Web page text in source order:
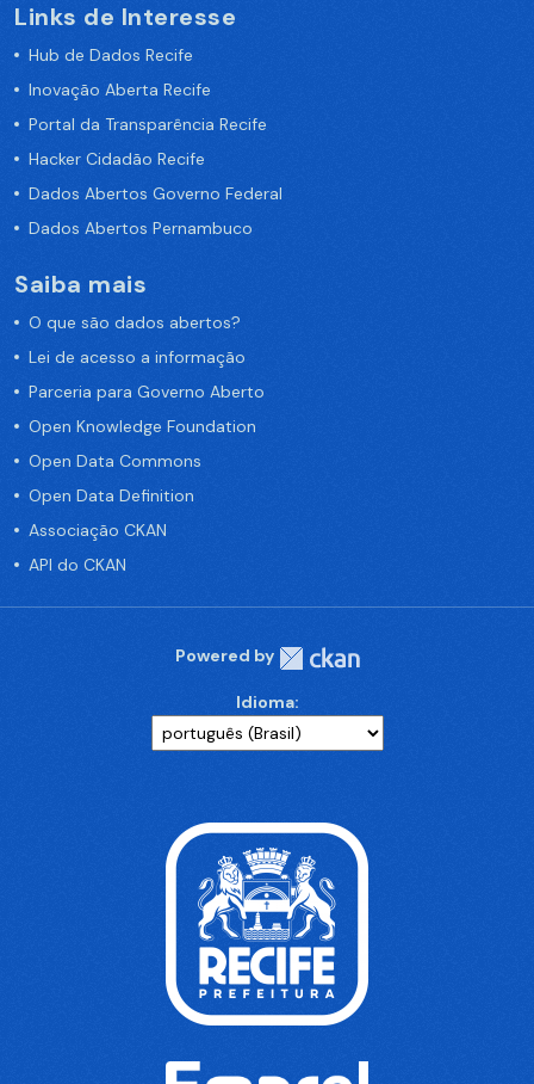
Links de Interesse
Hub de Dados Recife
Inovação Aberta Recife
Portal da Transparência Recife
Hacker Cidadão Recife
Dados Abertos Governo Federal
Dados Abertos Pernambuco
Saiba mais
O que são dados abertos?
Lei de acesso a informação
Parceria para Governo Aberto
Open Knowledge Foundation
Open Data Commons
Open Data Definition
Associação CKAN
API do CKAN
Powered by
Idioma